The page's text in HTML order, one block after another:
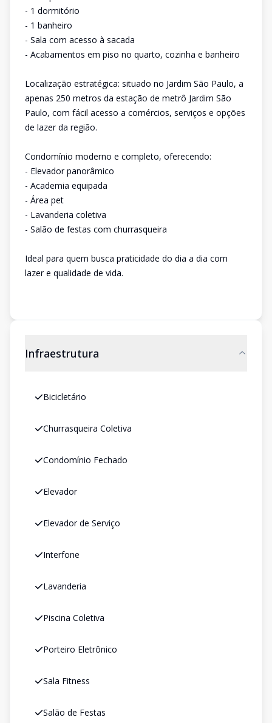
- 1 dormitório
- 1 banheiro
- Sala com acesso à sacada
- Acabamentos em piso no quarto, cozinha e banheiro
Localização estratégica: situado no Jardim São Paulo, a
apenas 250 metros da estação de metrô Jardim São
Paulo, com fácil acesso a comércios, serviços e opções
de lazer da região.
Condomínio moderno e completo, oferecendo:
- Elevador panorâmico
- Academia equipada
- Área pet
- Lavanderia coletiva
- Salão de festas com churrasqueira
Ideal para quem busca praticidade do dia a dia com
lazer e qualidade de vida.
Infraestrutura
Bicicletário
Churrasqueira Coletiva
Condomínio Fechado
Elevador
Elevador de Serviço
Interfone
Lavanderia
Piscina Coletiva
Porteiro Eletrônico
Sala Fitness
Salão de Festas